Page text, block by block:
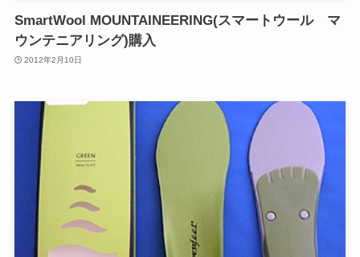
SmartWool MOUNTAINEERING(スマートウール マ
ウンテニアリング)購入
2012年2月10日